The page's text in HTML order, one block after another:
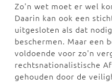
Zo'n wet moet er wel
Daarin kan ook een
uitgesloten als dat
beschermen. Maar een
voldoende voor zo'n
rechtsnationalistische
gehouden door de